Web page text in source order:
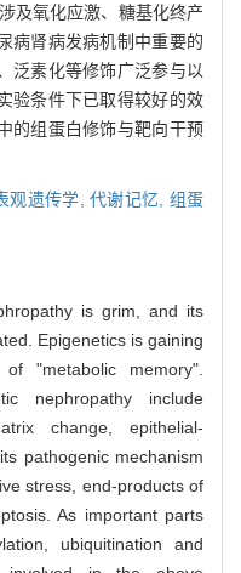
及氧化应激、糖基化终产
病肾病发病机制中重要的
泛素化等修饰广泛参与以
验条件下已取得较好的效
的组蛋白修饰与靶向干预
观遗传学,代谢记忆, 组蛋
is grim, and its
Epigenetics is gaining
"metabolic memory".
nephropathy include
change, epithelial-
pathogenic mechanism
stress, end-products of
As important parts
ubiquitination and